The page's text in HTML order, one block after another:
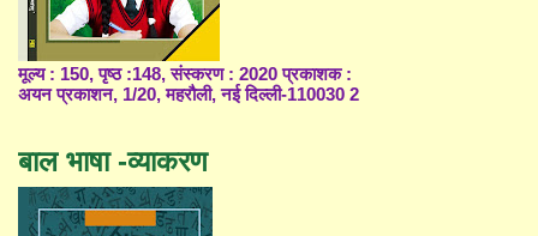
मूल्य : 150, पृष्ठ :148, संस्करण : 2020 प्रकाशक :
अयन प्रकाशन, 1/20, महरौली, नई दिल्ली-110030 2
बाल भाषा -व्याकरण